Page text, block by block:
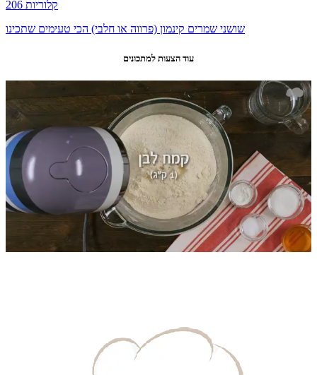
206 קלוריות
שושני שמרים קינמון (פרווה או חלבי) הכי טעימים שתכינו
עוד הצעות למתכונים